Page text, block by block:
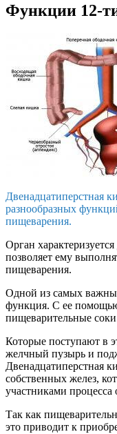
Функции 12-
Двенадцатиперстная
разнообразных
пищеварения.
Орган
позволяет ему
пищеварения.
Одной из самых
функция. С ее
пищеварительные
Которые поступают в
желчный пузырь и
Двенадцатиперстная
собственных желез,
участниками процесса
Так как
это приводит к